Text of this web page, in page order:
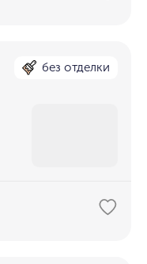
без отделки